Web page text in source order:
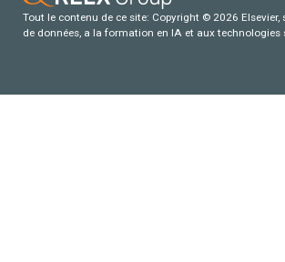
Tout le contenu de ce site: Copyright © 2026
de données, a la formation en IA et aux